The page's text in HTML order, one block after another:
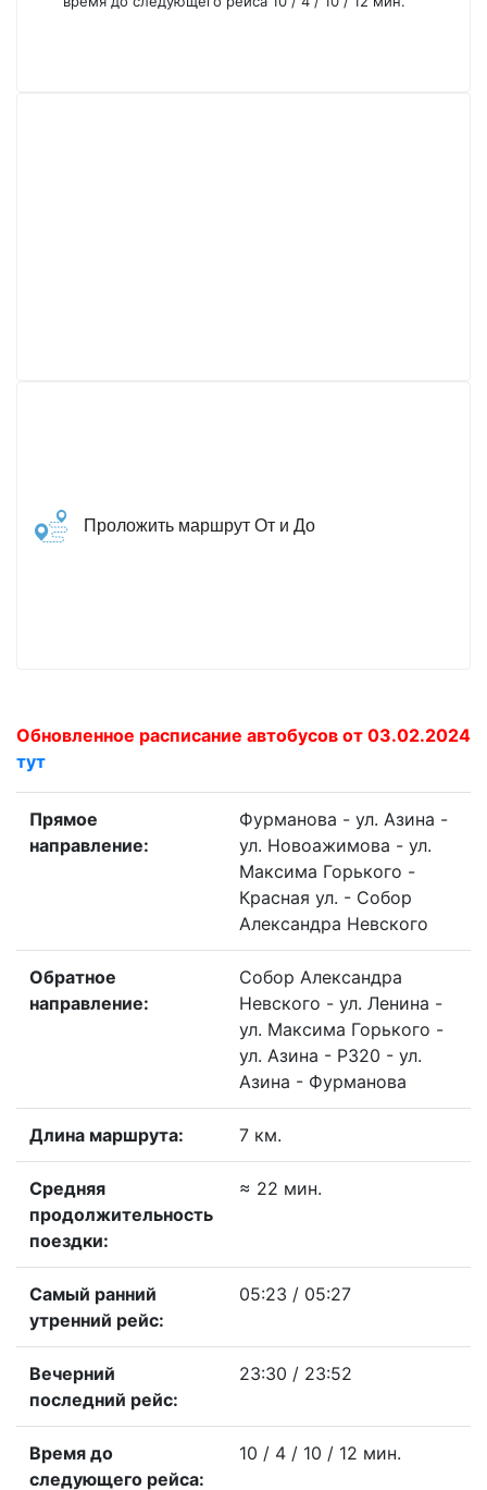
Проложить маршрут От и До
Обновленное расписание автобусов от 03.02.2024
тут
Прямое
направление:
Фурманова - ул. Азина -
ул. Новоажимова - ул.
Максима Горького -
Красная ул. - Собор
Александра Невского
Обратное
направление:
Собор Александра
Невского - ул. Ленина -
ул. Максима Горького -
ул. Азина - Р320 - ул.
Азина - Фурманова
Длина маршрута: 7 км.
Средняя
продолжительность
поездки:
≈ 22 мин.
Самый ранний
утренний рейс:
05:23 / 05:27
Вечерний
последний рейс:
23:30 / 23:52
Время до
следующего рейса:
10 / 4 / 10 / 12 мин.